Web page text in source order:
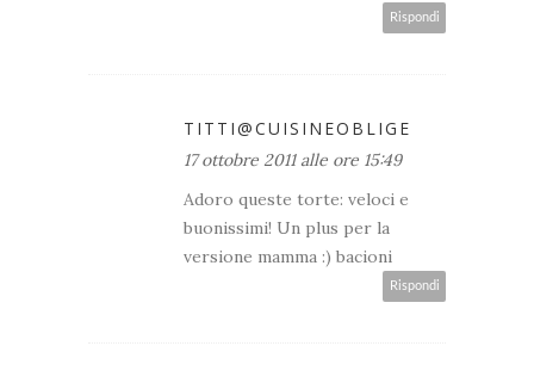
Rispondi
TITTI@CUISINEOBLIGE
17 ottobre 2011 alle ore 15:49
Adoro queste torte: veloci e
buonissimi! Un plus per la
versione mamma :) bacioni
Rispondi